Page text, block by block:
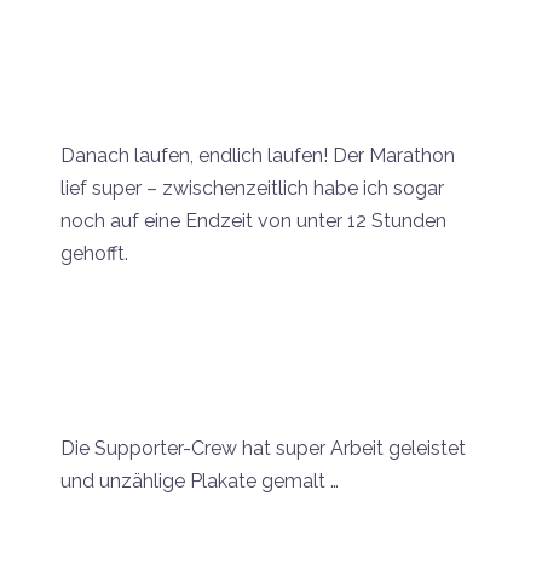
Danach laufen, endlich laufen! Der Marathon
lief super – zwischenzeitlich habe ich sogar
noch auf eine Endzeit von unter 12 Stunden
gehofft.
Die Supporter-Crew hat super Arbeit geleistet
und unzählige Plakate gemalt …